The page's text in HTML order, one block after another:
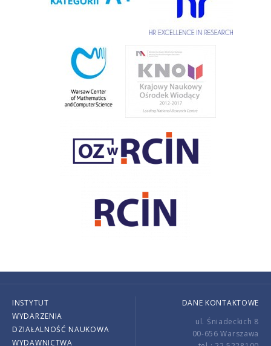
INSTYTUT
WYDARZENIA
DZIAŁALNOŚĆ NAUKOWA
WYDAWNICTWA
DANE KONTAKTOWE
ul. Śniadeckich 8
00-656 Warszawa